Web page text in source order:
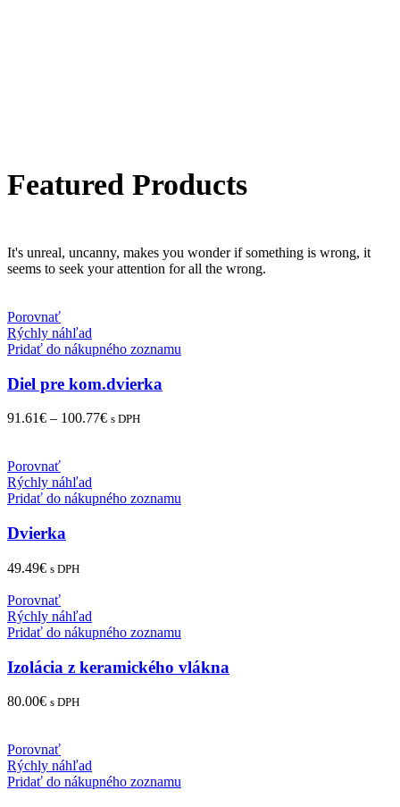
Featured Products
It's unreal, uncanny, makes you wonder if something is wrong, it
seems to seek your attention for all the wrong.
Porovnať
Rýchly náhľad
Pridať do nákupného zoznamu
Diel pre kom.dvierka
91.61€ – 100.77€ s DPH
Porovnať
Rýchly náhľad
Pridať do nákupného zoznamu
Dvierka
49.49€ s DPH
Porovnať
Rýchly náhľad
Pridať do nákupného zoznamu
Izolácia z keramického vlákna
80.00€ s DPH
Porovnať
Rýchly náhľad
Pridať do nákupného zoznamu